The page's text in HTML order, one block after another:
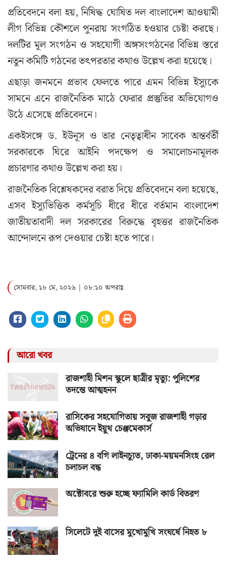
প্রতিবেদনে বলা হয়, নিষিদ্ধ ঘোষিত দল বাংলাদেশ আওয়ামী
লীগ বিভিন্ন কৌশলে পুনরায় সংগঠিত হওয়ার চেষ্টা করছে।
দলটির মূল সংগঠন ও সহযোগী অঙ্গসংগঠনের বিভিন্ন স্তরে
নতুন কমিটি গঠনের তৎপরতার কথাও উল্লেখ করা হয়েছে।
এছাড়া জনমনে প্রভাব ফেলতে পারে এমন বিভিন্ন ইস্যুকে
সামনে এনে রাজনৈতিক মাঠে ফেরার প্রস্তুতির অভিযোগও
উঠে এসেছে প্রতিবেদনে।
একইসঙ্গে ড. ইউনূস ও তার নেতৃত্বাধীন সাবেক অন্তর্বর্তী
সরকারকে ঘিরে আইনি পদক্ষেপ ও সমালোচনামূলক
প্রচারণার কথাও উল্লেখ করা হয়।
রাজনৈতিক বিশ্লেষকদের বরাত দিয়ে প্রতিবেদনে বলা হয়েছে,
এসব ইস্যুভিত্তিক কর্মসূচি ধীরে ধীরে বর্তমান বাংলাদেশ
জাতীয়তাবাদী দল সরকারের বিরুদ্ধে বৃহত্তর রাজনৈতিক
আন্দোলনে রূপ দেওয়ার চেষ্টা হতে পারে।
সোমবার, ১৮ মে, ২০২৬ | ০৮:১০ অপরাহ্ণ
আরো খবর
রাজশাহী মিশন স্কুলে ছাত্রীর মৃত্যু: পুলিশের
তদন্তে আত্মহনন
রাসিকের সহযোগিতায় সবুজ রাজশাহী গড়ার
অভিযানে ইয়ুথ চেঞ্জমেকার্স
ট্রেনের ৪ বগি লাইনচ্যুত, ঢাকা-ময়মনসিংহ রেল
চলাচল বন্ধ
অক্টোবরে শুরু হচ্ছে ফ্যামিলি কার্ড বিতরণ
সিলেটে দুই বাসের মুখোমুখি সংঘর্ষে নিহত ৮